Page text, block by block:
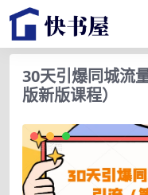
30天引爆同城流
版新版课程）